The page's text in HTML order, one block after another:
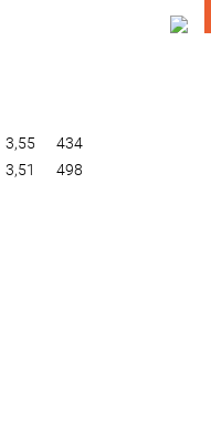
3,55
434
3,51
498